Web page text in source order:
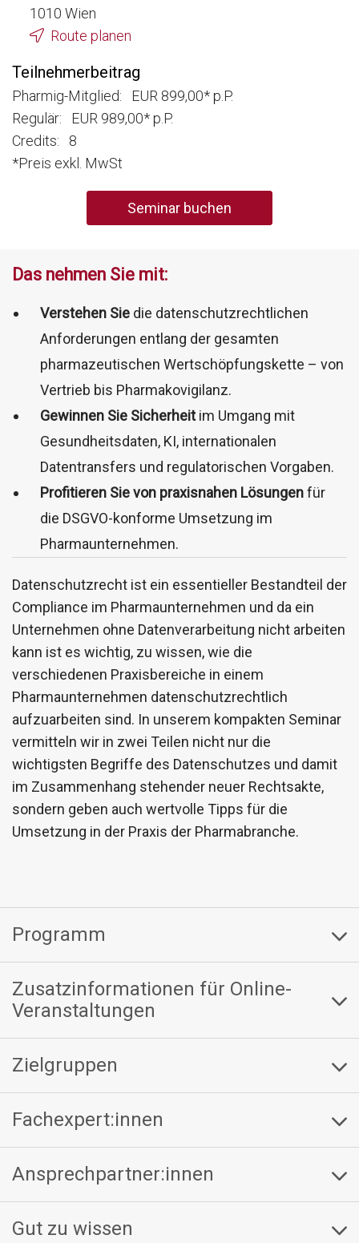
1010 Wien
Route planen
Teilnehmerbeitrag
Pharmig-Mitglied: EUR 899,00* p.P.
Regulär: EUR 989,00* p.P.
Credits: 8
*Preis exkl. MwSt
Seminar buchen
Das nehmen Sie mit:
Verstehen Sie die datenschutzrechtlichen
Anforderungen entlang der gesamten
pharmazeutischen Wertschöpfungskette – von
Vertrieb bis Pharmakovigilanz.
Gewinnen Sie Sicherheitim Umgang mit
Gesundheitsdaten, KI, internationalen
Datentransfers und regulatorischen Vorgaben.
Profitieren Sie von praxisnahen Lösungenfür
die DSGVO-konforme Umsetzung im
Pharmaunternehmen.
Datenschutzrecht ist ein essentieller Bestandteil der
Compliance im Pharmaunternehmen und da ein
Unternehmen ohne Datenverarbeitung nicht arbeiten
kann ist es wichtig, zu wissen, wie die
verschiedenen Praxisbereiche in einem
Pharmaunternehmen datenschutzrechtlich
aufzuarbeiten sind. In unserem kompakten Seminar
vermitteln wir in zwei Teilen nicht nur die
wichtigsten Begriffe des Datenschutzes und damit
im Zusammenhang stehender neuer Rechtsakte,
sondern geben auch wertvolle Tipps für die
Umsetzung in der Praxis der Pharmabranche.
Programm
Zusatzinformationen für Online-
Veranstaltungen
Zielgruppen
Fachexpert:innen
Ansprechpartner:innen
Gut zu wissen